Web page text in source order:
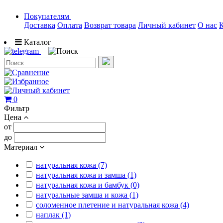
Покупателям
Доставка Оплата Возврат товара Личный кабинет О нас
Каталог
0
Фильтр
Цена
от
до
Материал
натуральная кожа (7)
натуральная кожа и замша (1)
натуральная кожа и бамбук (0)
натуральные замша и кожа (1)
соломенное плетение и натуральная кожа (4)
наплак (1)